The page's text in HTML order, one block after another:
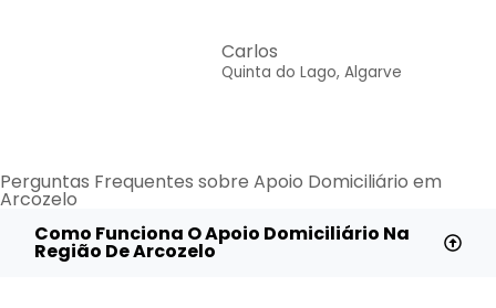
Carlos
Quinta do Lago, Algarve
Perguntas Frequentes sobre Apoio Domiciliário em
Arcozelo
Como Funciona O Apoio Domiciliário Na
Região De Arcozelo